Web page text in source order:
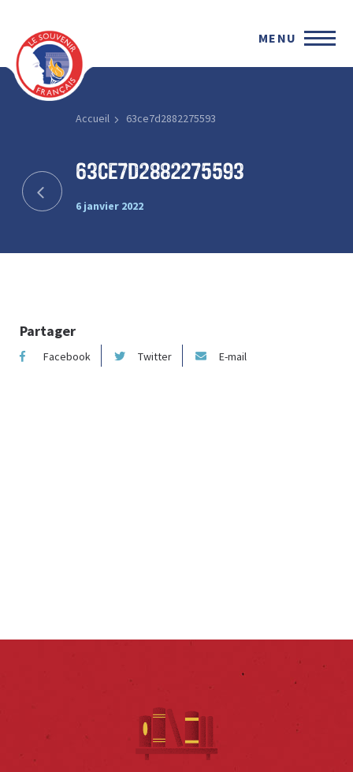
MENU
Accueil 63ce7d2882275593
63ce7d2882275593
6 janvier 2022
Partager
Facebook Twitter E-mail